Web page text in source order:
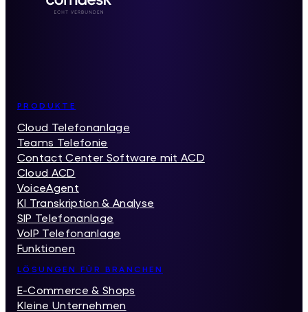
Inhaltsverzeichnis
PRODUKTE
Cloud Telefonanlage
Teams Telefonie
Contact Center Software mit ACD
Cloud ACD
VoiceAgent
KI Transkription & Analyse
SIP Telefonanlage
VoIP Telefonanlage
Funktionen
LÖSUNGEN FÜR BRANCHEN
E-Commerce & Shops
Kleine Unternehmen